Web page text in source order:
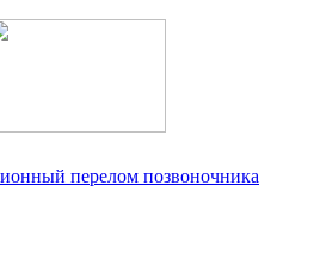
перелом позвоночника